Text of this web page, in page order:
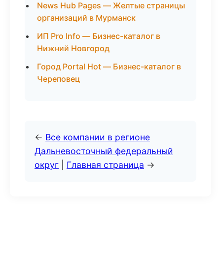
News Hub Pages — Желтые страницы
организаций в Мурманск
ИП Pro Info — Бизнес-каталог в
Нижний Новгород
Город Portal Hot — Бизнес-каталог в
Череповец
← Все компании в регионе
Дальневосточный федеральный
округ
Главная страница →